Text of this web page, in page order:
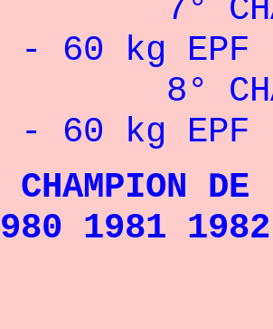
7°
- 60 kg EPF
8°
- 60 kg EPF
CHAMPION
1981